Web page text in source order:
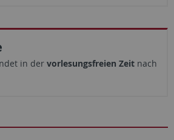
in dervorlesungsfreien Zeitnach